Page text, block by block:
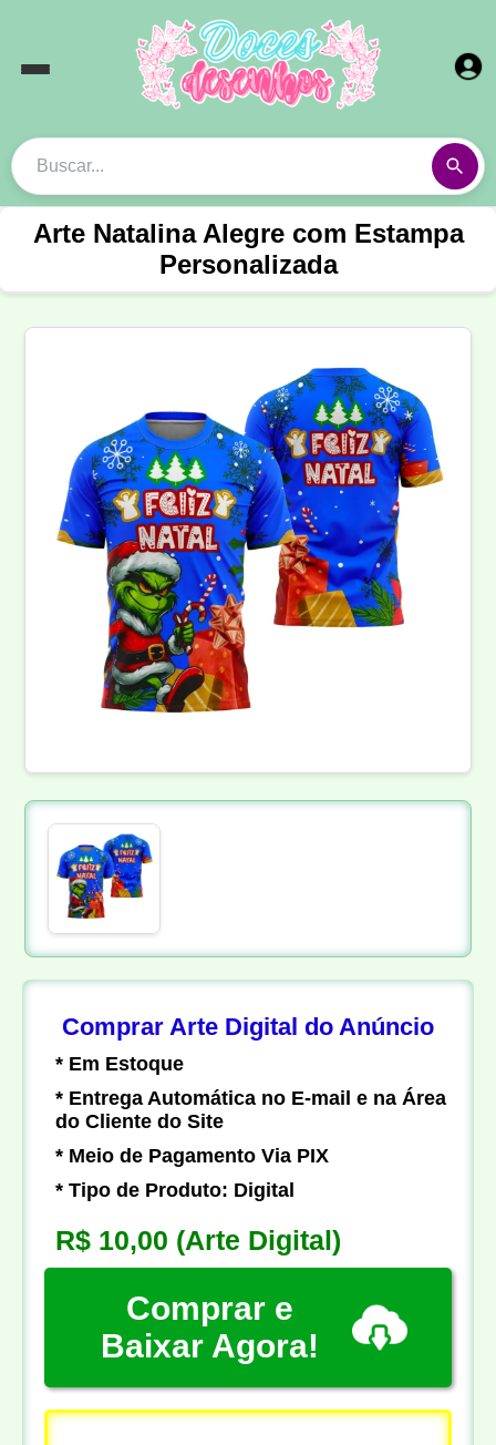
Arte Natalina Alegre com Estampa
Personalizada
Comprar Arte Digital do Anúncio
* Em Estoque
* Entrega Automática no E-mail e na Área
do Cliente do Site
* Meio de Pagamento Via PIX
* Tipo de Produto: Digital
R$ 10,00 (Arte Digital)
Comprar e
Baixar Agora!